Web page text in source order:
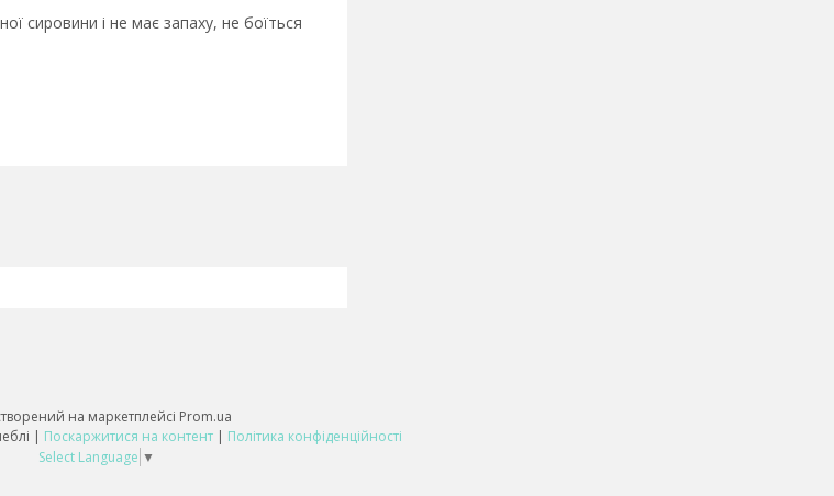
сировини і не має запаху, не боїться
на маркетплейсі Prom.ua
DomDomus: Преміальні садові меблі | Поскаржитися на контент | Політика конфіденційності
Select Language ▼